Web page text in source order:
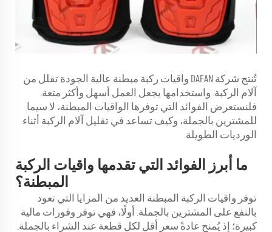
تُنتج شركة DAFAN واقيات ركبة مبطنة عالية الجودة تقلل من
آلام الركبة. واستخدامها يجعل العمل أسهل وأكثر متعة.
فلنستعرض الفوائد التي توفرها الواقيات المبطنة، لا سيما
للمشترين بالجملة، وكيف تساعد في تقليل آلام الركبة أثناء
الورديات الطويلة.
ما أبرز الفوائد التي تقدمها واقيات الركبة
المبطنة؟
توفر واقيات الركبة المبطنة العديد من المزايا التي تعود
بالنفع على المشترين بالجملة. أولًا، فهي توفر وفورات مالية
كبيرة؛ إذ يُمنح عادةً سعر أقل لكل قطعة عند الشراء بالجملة.